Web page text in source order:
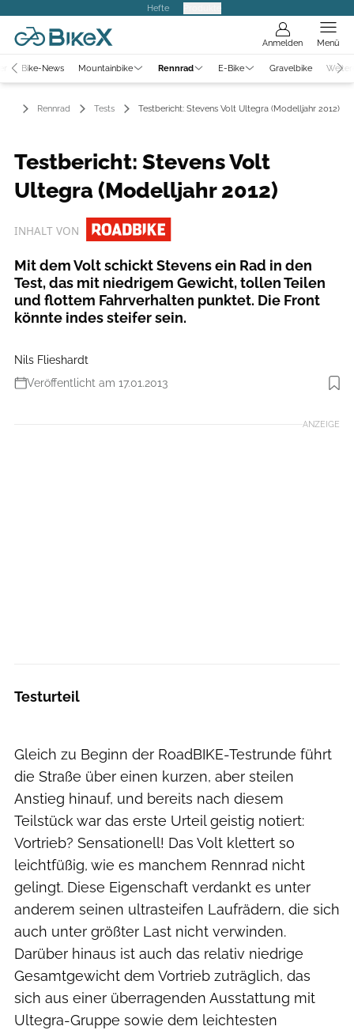
Hefte
Anmelden Menü
Bike-News Mountainbike Rennrad E-Bike Gravelbike
Rennrad Tests Testbericht: Stevens Volt Ultegra (Modelljahr 2012)
Testbericht: Stevens Volt
Ultegra (Modelljahr 2012)
INHALT VON
Mit dem Volt schickt Stevens ein Rad in den
Test, das mit niedrigem ­Gewicht, tollen Teilen
und flottem Fahr­verhalten punktet. Die Front
könnte indes steifer sein.
Nils Flieshardt
Veröffentlicht am 17.01.2013
Foto: Benjamin Hahn
ANZEIGE
Testurteil
Gleich zu Beginn der RoadBIKE-Testrunde führt
die Straße über einen kurzen, aber steilen
Anstieg hinauf, und bereits nach diesem
Teilstück war das erste Urteil geistig notiert:
Vortrieb? Sensationell! Das Volt klettert so
leichtfüßig, wie es manchem Rennrad nicht
gelingt. Diese Eigenschaft verdankt es unter
anderem seinen ultrasteifen Laufrädern, die sich
auch unter größter Last nicht verwinden.
Darüber hinaus ist auch das relativ niedrige
Gesamtgewicht dem Vortrieb zuträglich, das
sich aus einer überragenden Ausstattung mit
Ultegra-Gruppe sowie dem leichtesten